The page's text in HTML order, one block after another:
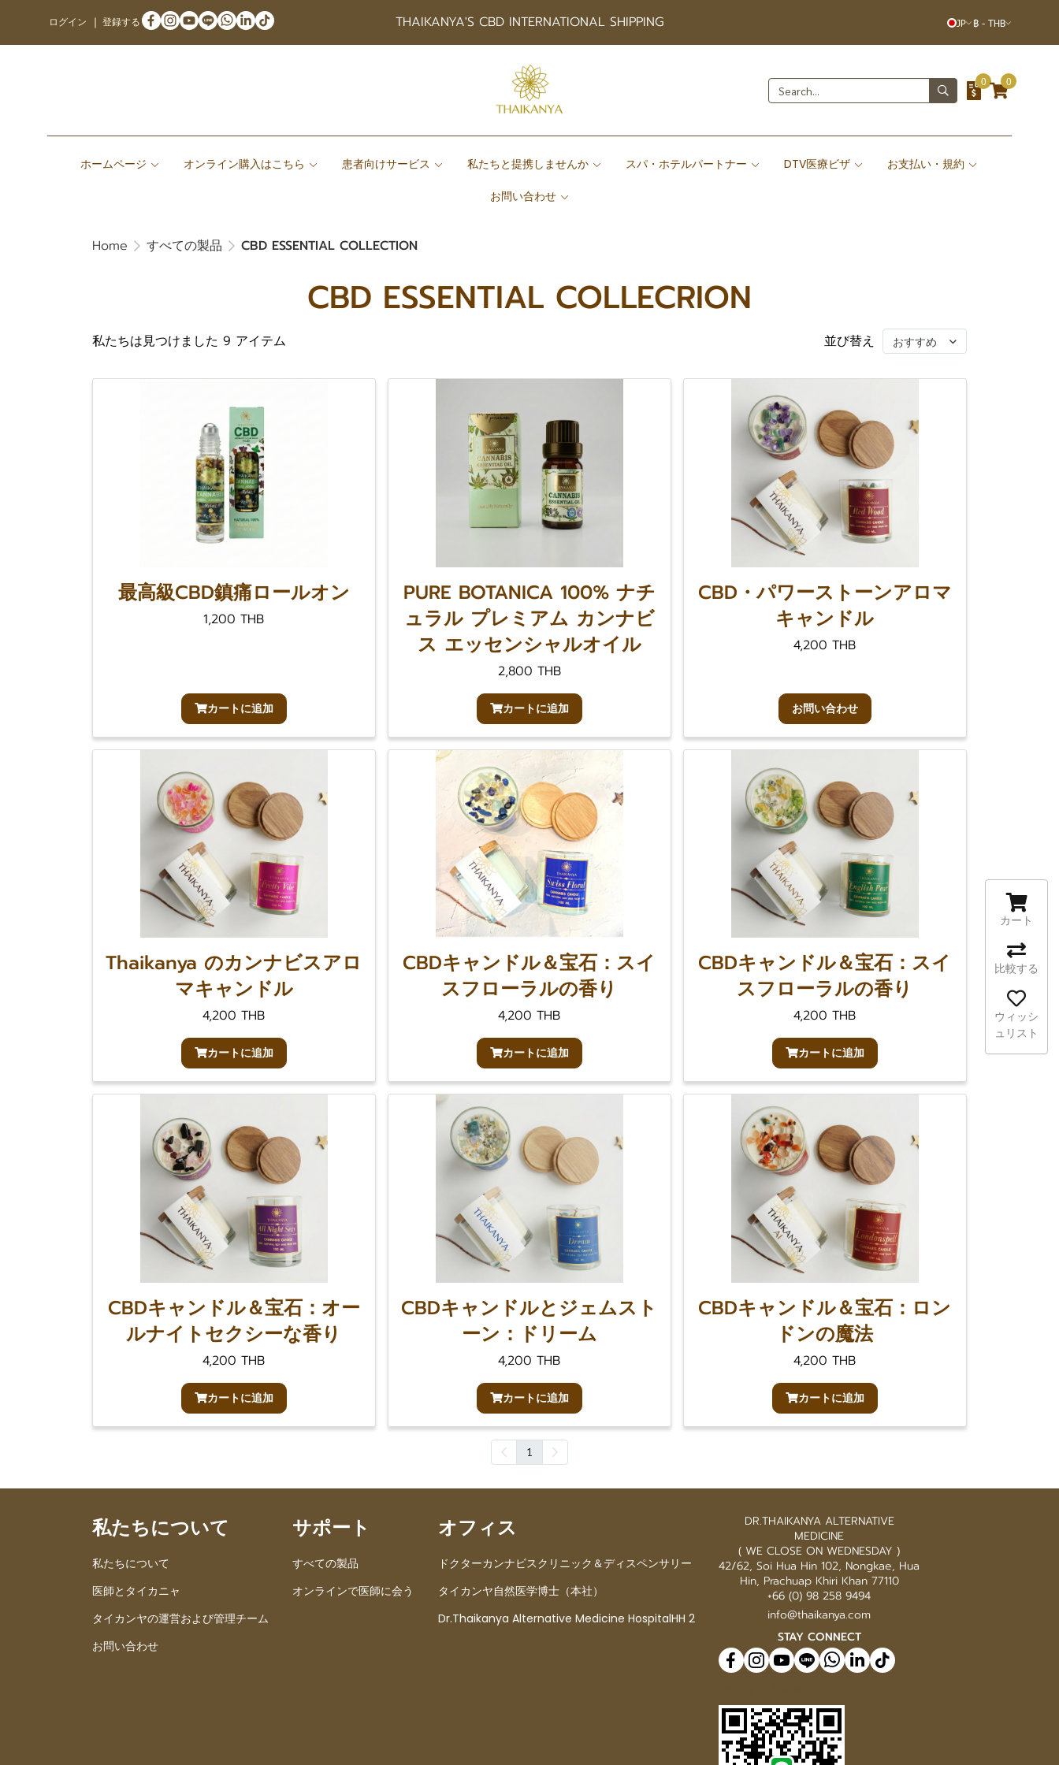
ログイン 登録する THAIKANYA'S CBD INTERNATIONAL SHIPPING JP ฿ - THB
0 0
ホームページ オンライン購入はこちら 患者向けサービス 私たちと提携しませんか スパ・ホテルパートナー DTV医療ビザ お支払い・規約
お問い合わせ
Home すべての製品 CBD ESSENTIAL COLLECTION
CBD ESSENTIAL COLLECRION
私たちは見つけました 9 アイテム 並び替え おすすめ
最高級CBD鎮痛ロールオン
1,200 THB
カートに追加
PURE BOTANICA 100% ナチ
ュラル プレミアム カンナビ
ス エッセンシャルオイル
2,800 THB
カートに追加
CBD・パワーストーンアロマ
キャンドル
4,200 THB
お問い合わせ
Thaikanya のカンナビスアロ
マキャンドル
4,200 THB
カートに追加
CBDキャンドル＆宝石：スイ
スフローラルの香り
4,200 THB
カートに追加
CBDキャンドル＆宝石：スイ
スフローラルの香り
4,200 THB
カートに追加
CBDキャンドル＆宝石：オー
ルナイトセクシーな香り
4,200 THB
カートに追加
CBDキャンドルとジェムスト
ーン：ドリーム
4,200 THB
カートに追加
CBDキャンドル＆宝石：ロン
ドンの魔法
4,200 THB
カートに追加
1
私たちについて
私たちについて
医師とタイカニャ
タイカンヤの運営および管理チーム
お問い合わせ
サポート
すべての製品
オンラインで医師に会う
オフィス
ドクターカンナビスクリニック＆ディスペンサリー
タイカンヤ自然医学博士（本社）
Dr.Thaikanya Alternative Medicine HospitalHH 2
DR.THAIKANYA ALTERNATIVE
MEDICINE
( WE CLOSE ON WEDNESDAY )
42/62, Soi Hua Hin 102, Nongkae, Hua
Hin, Prachuap Khiri Khan 77110
+66 (0) 98 258 9494
info@thaikanya.com
STAY CONNECT
カート
比較する
ウィッシ
ュリスト